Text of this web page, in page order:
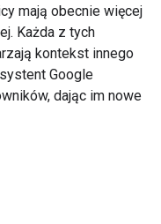
mają obecnie więcej
Każda z tych
kontekst innego
Google
dając im nowe